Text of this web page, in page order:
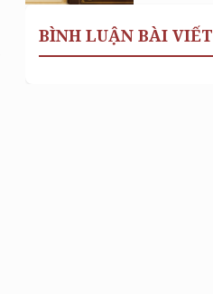
BÌNH LUẬN BÀI VIẾT